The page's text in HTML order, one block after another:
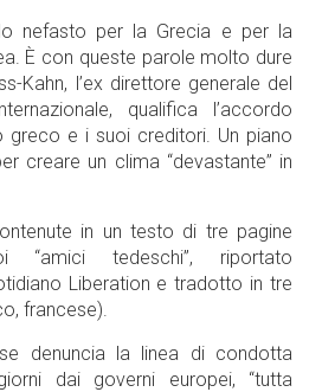
nefasto per la Grecia e per la
È con queste parole molto dure
Kahn, l’ex direttore generale del
qualifica l’accordo
e i suoi creditori. Un piano
creare un clima “devastante” in
in un testo di tre pagine
“amici tedeschi”, riportato
Liberation e tradotto in tre
francese).
denuncia la linea di condotta
dai governi europei, “tutta